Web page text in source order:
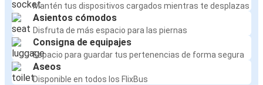
Mantén tus dispositivos cargados mientras te desplazas
Asientos cómodos
Disfruta de más espacio para las piernas
Consigna de equipajes
Espacio para guardar tus pertenencias de forma segura
Aseos
Disponible en todos los FlixBus